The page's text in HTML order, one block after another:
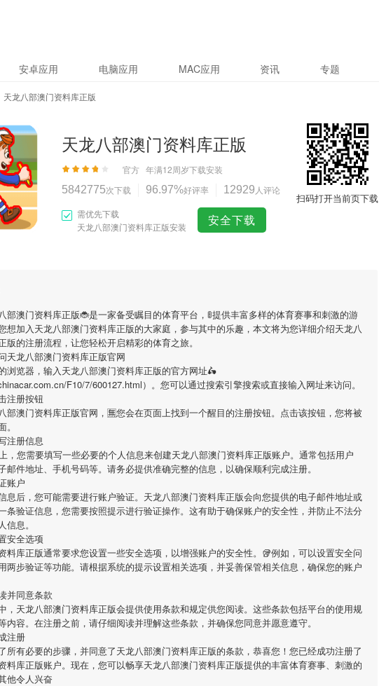
安卓应用 电脑应用 MAC应用 资讯 专题
天龙八部澳门资料库正版
天龙八部澳门资料库正版
官方 年满12周岁下载安装
5842775次下载 96.97%好评率 12929 人评论
需优先下载
天龙八部澳门资料库正版安装
安全下载
扫码打开当前页下载
部澳门资料库正版🐞是一家备受瞩目的体育平台，🚦提供丰富多样的体育赛事和刺激的游
想加入 天龙八部澳门资料库正版的大家庭，参与其中的乐趣，本文将为您详细介绍天龙八
版的注册流程，让您轻松开启精彩的体育之旅。
天龙八部澳门资料库正版官网
浏览器，输入 天龙八部澳门资料库正版的官方网址🛵
F10/7/600127.html）。您可以通过搜索引擎搜索或直接输入网址来访问。
注册按钮
部澳门资料库正版官网，🈚您会在页面上找到一个醒目的注册按钮。点击该按钮，您将被
注册信息
，您需要填写一些必要的个人信息来创建天龙八部澳门资料库正版账户。通常包括用户
邮件地址、手机号码等。请务必提供准确完整的信息，以确保顺利完成注册。
账户
息后，您可能需要进行账户验证。 天龙八部澳门资料库正版会向您提供的电子邮件地址或
条验证信息，您需要按照提示进行验证操作。这有助于确保账户的安全性，并防止不法分
息。
安全选项
料库正版通常要求您设置一些安全选项，以增强账户的安全性。🥡例如，可以设置安全问
两步验证等功能。请根据系统的提示设置相关选项，并妥善保管相关信息，确保您的账户
并同意条款
， 天龙八部澳门资料库正版会提供使用条款和规定供您阅读。这些条款包括平台的使用规
内容。在注册之前，请仔细阅读并理解这些条款，并确保您同意并愿意遵守。
注册
所有必要的步骤，并同意了天龙八部澳门资料库正版的条款，恭喜您！您已经成功注册了
料库正版账户。现在，您可以畅享天龙八部澳门资料库正版提供的丰富体育赛事、刺激的
他令人兴奋